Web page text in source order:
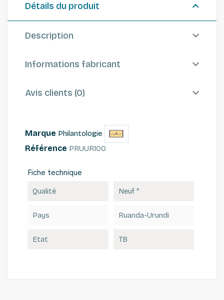
Détails du produit
Description
Informations fabricant
Avis clients (0)
Marque Philantologie
Référence PRUUR100
Fiche technique
Qualité Neuf *
Pays Ruanda-Urundi
Etat TB